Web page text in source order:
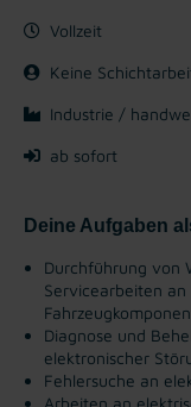
Vollzeit
Keine
Industrie /
ab sofort
Deine Aufgaben
Durchführung von
Servicearbeiten
Diagnose und
elektronischer
Fehlersuche an
Arbeiten an